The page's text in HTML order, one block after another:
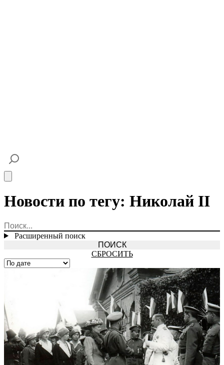
Новости по тегу: Николай II
Расширенный поиск
СБРОСИТЬ